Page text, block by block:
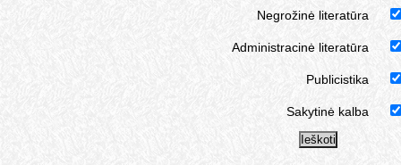
Negrožinė literatūra
Administracinė literatūra
Publicistika
Sakytinė kalba